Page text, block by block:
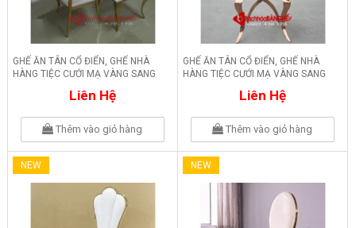
GHẾ ĂN TÂN CỔ ĐIỂN, GHẾ NHÀ
HÀNG TIỆC CƯỚI MẠ VÀNG SANG
Liên Hệ
Thêm vào giỏ hàng
GHẾ ĂN TÂN CỔ ĐIỂN, GHẾ NHÀ
HÀNG TIỆC CƯỚI MẠ VÀNG SANG
Liên Hệ
Thêm vào giỏ hàng
NEW NEW